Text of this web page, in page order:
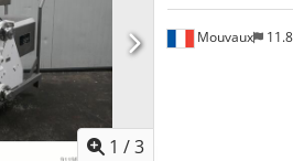
1 /3
Mouvaux